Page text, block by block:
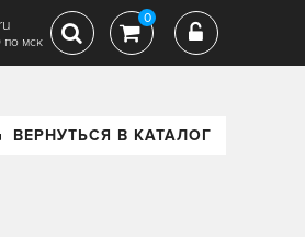
по мск
0
ВЕРНУТЬСЯ В КАТАЛОГ